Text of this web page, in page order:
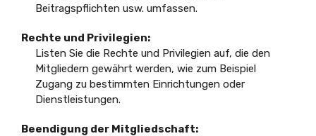
Beitragspflichten usw. umfassen.
Rechte und Privilegien:
Listen Sie die Rechte und Privilegien auf, die den
Mitgliedern gewährt werden, wie zum Beispiel
Zugang zu bestimmten Einrichtungen oder
Dienstleistungen.
Beendigung der Mitgliedschaft: